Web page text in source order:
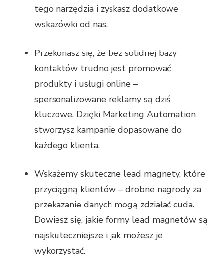
tego narzędzia i zyskasz dodatkowe
wskazówki od nas.
Przekonasz się, że bez solidnej bazy
kontaktów trudno jest promować
produkty i usługi online –
spersonalizowane reklamy są dziś
kluczowe. Dzięki Marketing Automation
stworzysz kampanie dopasowane do
każdego klienta.
Wskażemy skuteczne lead magnety, które
przyciągną klientów – drobne nagrody za
przekazanie danych mogą zdziałać cuda.
Dowiesz się, jakie formy lead magnetów są
najskuteczniejsze i jak możesz je
wykorzystać.